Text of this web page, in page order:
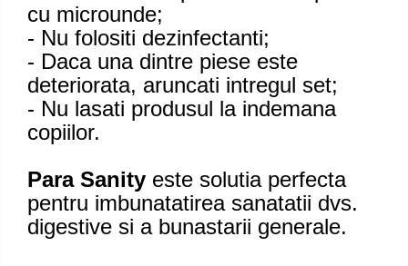
cu microunde;
- Nu folositi dezinfectanti;
- Daca una dintre piese este
deteriorata, aruncati intregul set;
- Nu lasati produsul la indemana
copiilor.
Para Sanity este solutia perfecta
pentru imbunatatirea sanatatii dvs.
digestive si a bunastarii generale.